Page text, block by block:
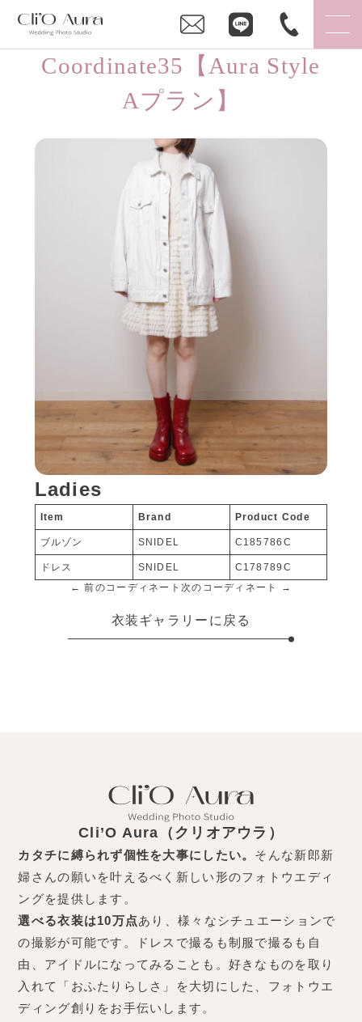
Coordinate35【Aura Style
Aプラン】
Ladies
Item Brand Product Code
ブルゾン SNIDEL C185786C
ドレス SNIDEL
C178789C
← 前のコーディネート 次のコーディネート →
衣装ギャラリーに戻る
Cli’O Aura（クリオアウラ）
カタチに縛られず個性を大事にしたい。 そんな新郎新
婦さんの願いを叶えるべく新しい形のフォトウエディ
ングを提供します。
選べる衣装は10万点あり、様々なシチュエーションで
の撮影が可能です。ドレスで撮るも制服で撮るも自
由、アイドルになってみることも。好きなものを取り
入れて「おふたりらしさ」を大切にした、フォトウエ
ディング創りをお手伝いします。